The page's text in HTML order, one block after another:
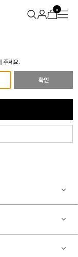
0
주세요.
확인